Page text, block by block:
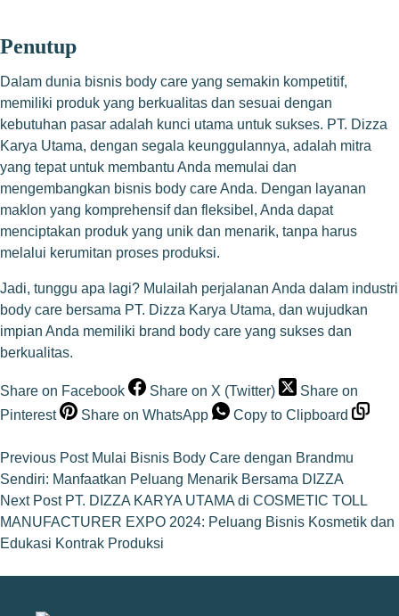
Penutup
Dalam dunia bisnis body care yang semakin kompetitif,
memiliki produk yang berkualitas dan sesuai dengan
kebutuhan pasar adalah kunci utama untuk sukses. PT. Dizza
Karya Utama, dengan segala keunggulannya, adalah mitra
yang tepat untuk membantu Anda memulai dan
mengembangkan bisnis body care Anda. Dengan layanan
maklon yang komprehensif dan fleksibel, Anda dapat
menciptakan produk yang unik dan menarik, tanpa harus
melalui kerumitan proses produksi.
Jadi, tunggu apa lagi? Mulailah perjalanan Anda dalam industri
body care bersama PT. Dizza Karya Utama, dan wujudkan
impian Anda memiliki brand body care yang sukses dan
berkualitas.
Share on Facebook Share on X (Twitter)
Share on
Pinterest
Share on WhatsApp Copy to Clipboard
Previous Post Mulai Bisnis Body Care dengan Brandmu
Sendiri: Manfaatkan Peluang Menarik Bersama DIZZA
Next Post PT. DIZZA KARYA UTAMA di COSMETIC TOLL
MANUFACTURER EXPO 2024: Peluang Bisnis Kosmetik dan
Edukasi Kontrak Produksi